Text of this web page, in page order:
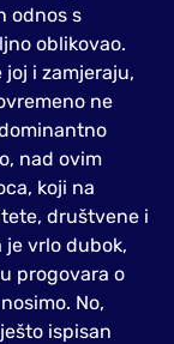
odnos s
oblikovao.
joj i zamjeraju,
ne
nad ovim
koji na
društvene i
je vrlo dubok,
progovara o
No,
ispisan